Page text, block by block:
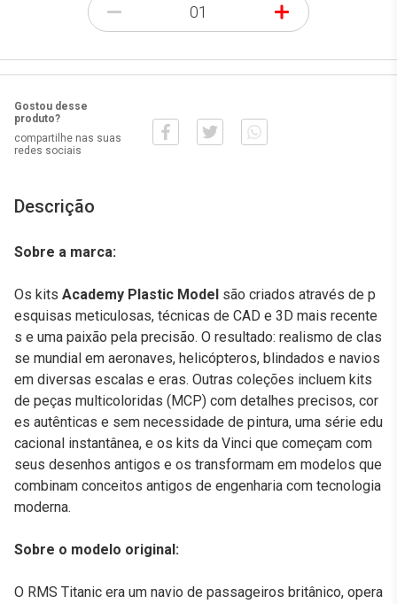
- +
Gostou desse
produto?
compartilhe nas suas
redes sociais
Descrição
Sobre a marca:
Os kits Academy Plastic Model são criados através de p
esquisas meticulosas, técnicas de CAD e 3D mais recente
s e uma paixão pela precisão. O resultado: realismo de clas
se mundial em aeronaves, helicópteros, blindados e navios
em diversas escalas e eras. Outras coleções incluem kits
de peças multicoloridas (MCP) com detalhes precisos, cor
es autênticas e sem necessidade de pintura, uma série edu
cacional instantânea, e os kits da Vinci que começam com
seus desenhos antigos e os transformam em modelos que
combinam conceitos antigos de engenharia com tecnologia
moderna.
Sobre o modelo original:
O RMS Titanic era um navio de passageiros britânico, opera